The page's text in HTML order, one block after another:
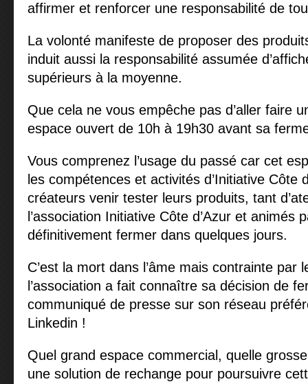
affirmer et renforcer une responsabilité de
La volonté manifeste de proposer des
induit aussi la responsabilité assumée
supérieurs à la moyenne.
Que cela ne vous empêche pas d’aller faire
espace ouvert de 10h à 19h30 avant sa
Vous comprenez l’usage du passé car cet
les compétences et activités d’Initiative Côte
créateurs venir tester leurs produits, tant
l’association Initiative Côte d’Azur et animés
définitivement fermer dans quelques jours.
C’est la mort dans l’âme mais contrainte par
l’association a fait connaître sa décision de
communiqué de presse sur son réseau
Linkedin !
Quel grand espace commercial, quelle
une solution de rechange pour poursuivre